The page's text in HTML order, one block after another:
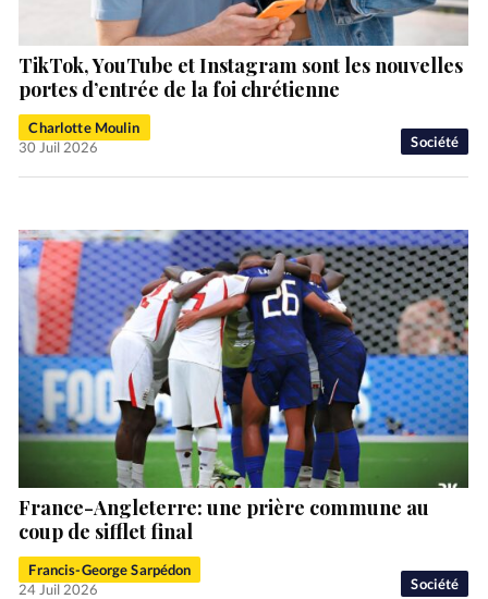
Société
TikTok, YouTube et Instagram sont les nouvelles
portes d’entrée de la foi chrétienne
Charlotte Moulin
30 Juil 2026
Société
France-Angleterre: une prière commune au
coup de sifflet final
Francis-George Sarpédon
24 Juil 2026